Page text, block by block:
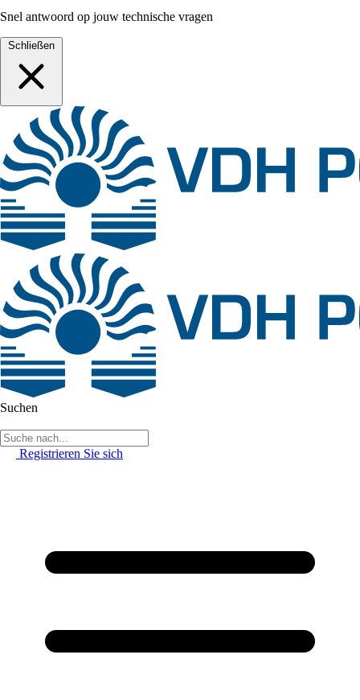
Snel antwoord op jouw technische vragen
Schließen
Suchen
Registrieren Sie sich